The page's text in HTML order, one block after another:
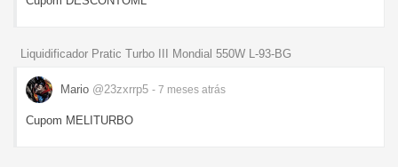
Liquidificador Pratic Turbo III Mondial 550W L-93-BG
Mario @23zxrrp5 - 7 meses atrás
Cupom MELITURBO